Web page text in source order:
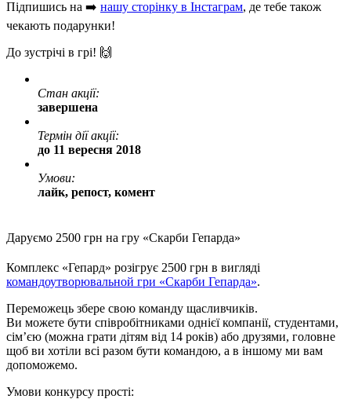
Підпишись на ➡️ нашу сторінку в Інстаграм, де тебе також
чекають подарунки!
До зустрічі в грі! 🙌
Стан акції:
завершена
Термін дії акції:
до 11 вересня 2018
Умови:
лайк, репост, комент
Даруємо 2500 грн на гру «Скарби Гепарда»
Комплекс «Гепард» розігрує 2500 грн в вигляді
командоутворювальной гри «Скарби Гепарда».
Переможець збере свою команду щасливчиків.
Ви можете бути співробітниками однієї компанії, студентами,
сім’єю (можна грати дітям від 14 років) або друзями, головне
щоб ви хотіли всі разом бути командою, а в іншому ми вам
допоможемо.
Умови конкурсу прості: